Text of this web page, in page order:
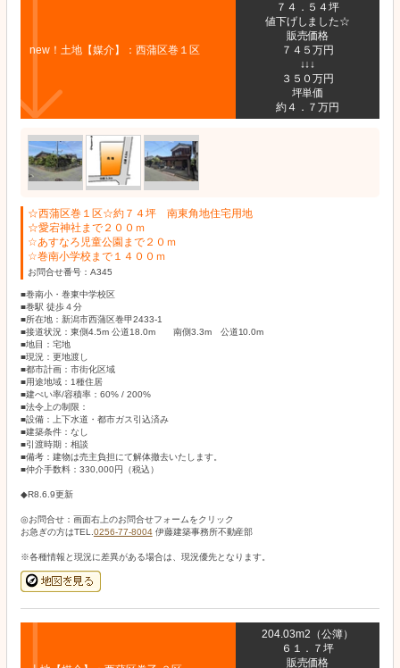
new！土地【媒介】：西蒲区巻１区
７４．５４坪
値下げしました☆
販売価格
７４５万円
↓↓↓
３５０万円
坪単価
約４．７万円
☆西蒲区巻１区☆約７４坪 南東角地住宅用地
☆愛宕神社まで２００ｍ
☆あすなろ児童公園まで２０ｍ
☆巻南小学校まで１４００ｍ
お問合せ番号：A345
■巻南小・巻東中学校区
■巻駅 徒歩４分
■所在地：新潟市西蒲区巻甲2433-1
■接道状況：東側4.5m 公道18.0m 南側3.3m 公道10.0m
■地目：宅地
■現況：更地渡し
■都市計画：市街化区域
■用途地域：1種住居
■建ぺい率/容積率：60% / 200%
■法令上の制限：
■設備：上下水道・都市ガス引込済み
■建築条件：なし
■引渡時期：相談
■備考：建物は売主負担にて解体撤去いたします。
■仲介手数料：330,000円（税込）
◆R8.6.9更新
◎お問合せ：画面右上のお問合せフォームをクリック
お急ぎの方はTEL. 0256-77-8004伊藤建築事務所不動産部
※各種情報と現況に差異がある場合は、現況優先となります。
204.03m2（公簿）
６１．７坪
販売価格